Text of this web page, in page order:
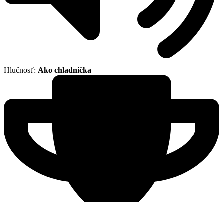
Hlučnosť: Ako chladnička